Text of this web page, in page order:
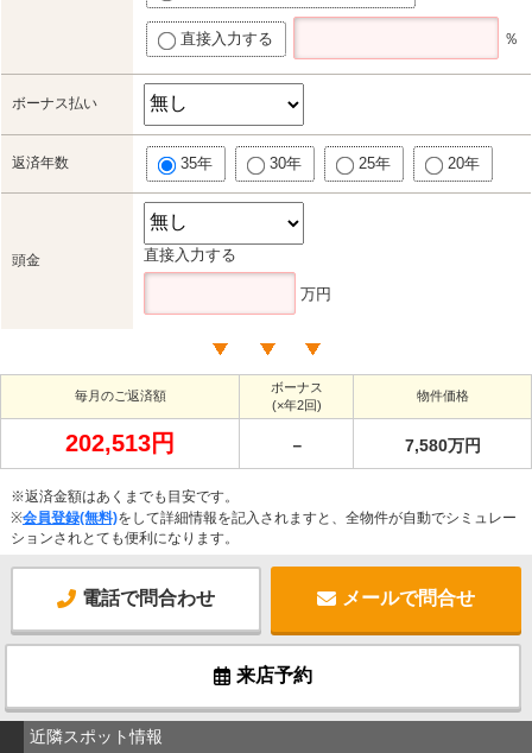
直接入力する ％
ボーナス払い
返済年数 35年 30年 25年 20年
頭金 直接入力する
万円
毎月のご返済額
ボーナス
(×年2回)
物件価格
202,513円 － 7,580万円
※返済金額はあくまでも目安です。
※会員登録(無料)をして詳細情報を記入されますと、全物件が自動でシミュレー
ションされとても便利になります。
電話で問合わせ メールで問合せ
来店予約
近隣スポット情報